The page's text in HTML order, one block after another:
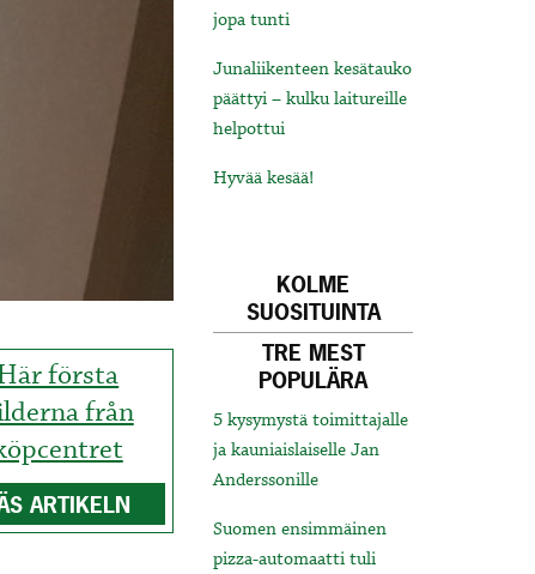
första
från
ARTIKELN
jopa tunti
Junaliikenteen kesätauko
päättyi – kulku laitureille
helpottui
Hyvää kesää!
KOLME
SUOSITUINTA
TRE MEST
POPULÄRA
5 kysymystä toimittajalle
ja kauniaislaiselle Jan
Anderssonille
Suomen ensimmäinen
pizza-automaatti tuli